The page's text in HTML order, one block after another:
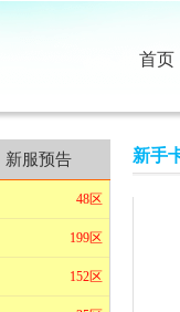
首页
新服预告
48区
199区
152区
新手